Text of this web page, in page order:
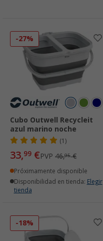
-27%
Cubo Outwell Recycleit
azul marino noche
(1)
33,99 €PVP 46,95€
Próximamente disponible
Disponibilidad en tienda: Elegir
tienda
-18%